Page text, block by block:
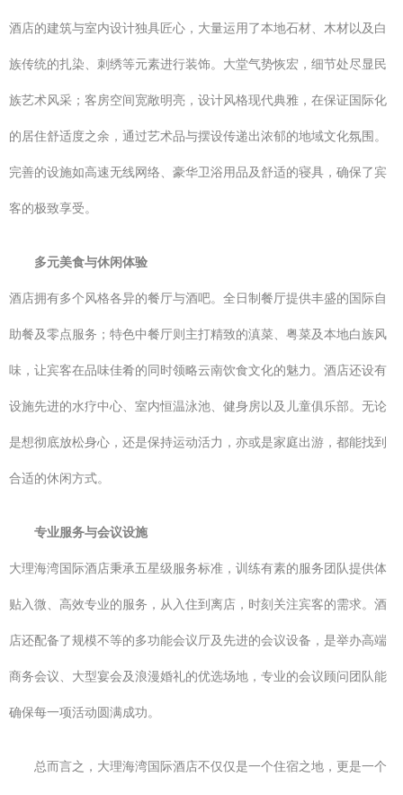
酒店的建筑与室内设计独具匠心，大量运用了本地石材、木材以及白
族传统的扎染、刺绣等元素进行装饰。大堂气势恢宏，细节处尽显民
族艺术风采；客房空间宽敞明亮，设计风格现代典雅，在保证国际化
的居住舒适度之余，通过艺术品与摆设传递出浓郁的地域文化氛围。
完善的设施如高速无线网络、豪华卫浴用品及舒适的寝具，确保了宾
客的极致享受。
多元美食与休闲体验
酒店拥有多个风格各异的餐厅与酒吧。全日制餐厅提供丰盛的国际自
助餐及零点服务；特色中餐厅则主打精致的滇菜、粤菜及本地白族风
味，让宾客在品味佳肴的同时领略云南饮食文化的魅力。酒店还设有
设施先进的水疗中心、室内恒温泳池、健身房以及儿童俱乐部。无论
是想彻底放松身心，还是保持运动活力，亦或是家庭出游，都能找到
合适的休闲方式。
专业服务与会议设施
大理海湾国际酒店秉承五星级服务标准，训练有素的服务团队提供体
贴入微、高效专业的服务，从入住到离店，时刻关注宾客的需求。酒
店还配备了规模不等的多功能会议厅及先进的会议设备，是举办高端
商务会议、大型宴会及浪漫婚礼的优选场地，专业的会议顾问团队能
确保每一项活动圆满成功。
总而言之，大理海湾国际酒店不仅仅是一个住宿之地，更是一个